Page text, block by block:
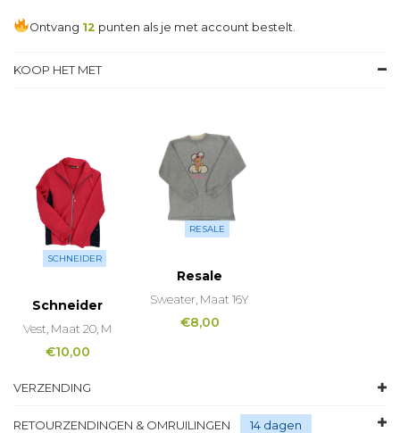
Ontvang 12 punten als je met account bestelt.
KOOP HET MET
SCHNEIDER
Schneider
Vest, Maat 20, M
€10,00
RESALE
Resale
Sweater, Maat 16Y
€8,00
VERZENDING
RETOURZENDINGEN & OMRUILINGEN 14 dagen